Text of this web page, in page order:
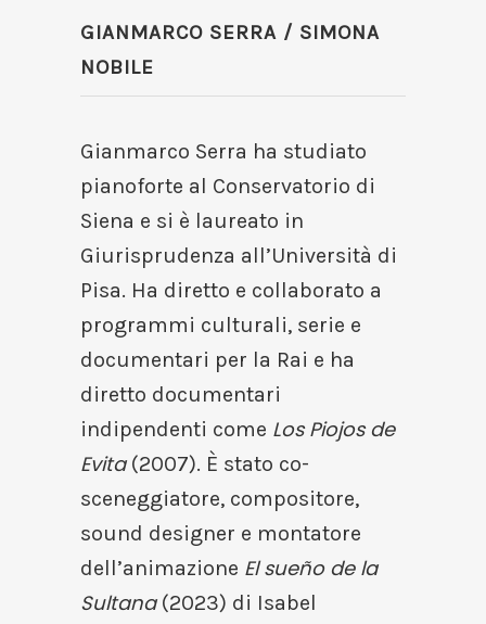
GIANMARCO SERRA / SIMONA
NOBILE
Gianmarco Serra ha studiato
pianoforte al Conservatorio di
Siena e si è laureato in
Giurisprudenza all’Università di
Pisa. Ha diretto e collaborato a
programmi culturali, serie e
documentari per la Rai e ha
diretto documentari
indipendenti come Los Piojos de
Evita(2007). È stato co-
sceneggiatore, compositore,
sound designer e montatore
dell’animazione El sueño de la
Sultana(2023) di Isabel